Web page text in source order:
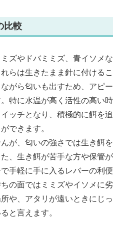
比較
ズやドバミミズ、青イソメな
らは生きたまま針に付けるこ
がら匂いも出すため、アピー
特に水温が高く活性の高い時
ッチとなり、積極的に餌を追
できます。
が、匂いの強さでは生き餌を
、生き餌が苦手な方や保管が
手軽に手に入るレバーの利便
の面ではミミズやイソメに劣
や、アタリが遠いときにじっ
と言えます。